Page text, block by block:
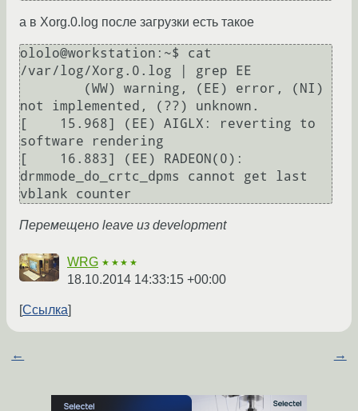
а в Xorg.0.log после загрузки есть такое
ololo@workstation:~$ cat
/var/log/Xorg.0.log | grep EE
not implemented, (??) unknown.
[    15.968] (EE) AIGLX: reverting to
software rendering
[    16.883] (EE) RADEON(0):
drmmode_do_crtc_dpms cannot get last
Перемещено leave из development
WRG ★★★★
18.10.2014 14:33:15 +00:00
Ссылка
← →